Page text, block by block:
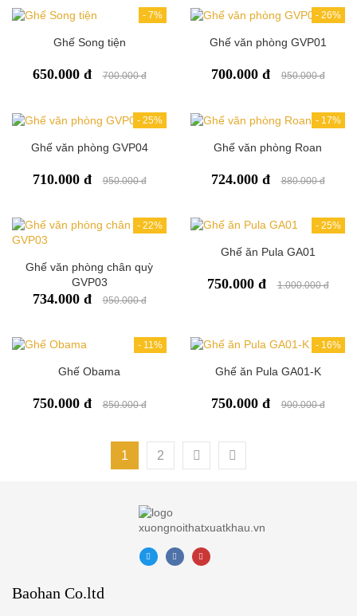
- 7%
Ghế Song tiện
650.000 đ 700.000 đ
- 26%
Ghế văn phòng GVP01
700.000 đ 950.000 đ
- 25%
Ghế văn phòng GVP04
710.000 đ 950.000 đ
- 17%
Ghế văn phòng Roan
724.000 đ 880.000 đ
- 22%
Ghế văn phòng chân quỳ
GVP03
734.000 đ 950.000 đ
- 25%
Ghế ăn Pula GA01
750.000 đ 1.000.000 đ
- 11%
Ghế Obama
750.000 đ 850.000 đ
- 16%
Ghế ăn Pula GA01-K
750.000 đ 900.000 đ
1 2
Baohan Co.ltd